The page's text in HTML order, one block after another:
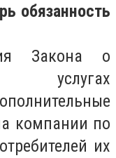
обязанность
Закона о
услугах
компании по
их